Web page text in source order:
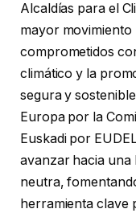
Alcaldías para el
mayor movimiento
comprometidos
climático y la
segura y
Europa por la
Euskadi por
avanzar hacia una
neutra,
herramienta clave